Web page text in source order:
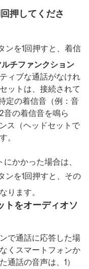
押してくださ
ンを1回押すと、着信
ルチファンクション
ィブな通話がなけれ
ットは、接続されて
定の着信音（例：音
音の着信音を鳴ら
ス（ヘッドセットで
。
かかった場合は、
ンを1回押すと、その
ります。
トをオーディオソ
で通話に応答した場
くスマートフォンか
通話の音声は、1）